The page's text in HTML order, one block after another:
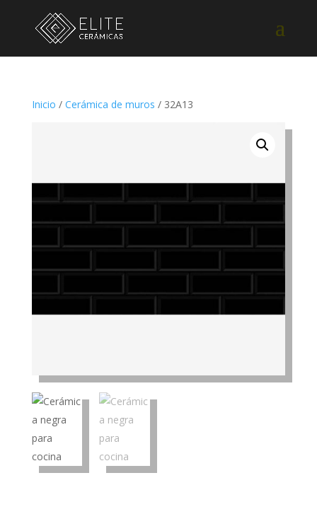
Inicio / Cerámica de muros / 32A13